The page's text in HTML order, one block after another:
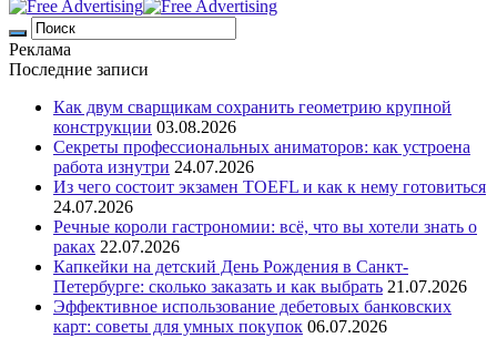
Реклама
Последние записи
Как двум сварщикам сохранить геометрию крупной
конструкции 03.08.2026
Секреты профессиональных аниматоров: как устроена
работа изнутри 24.07.2026
Из чего состоит экзамен TOEFL и как к нему готовиться
24.07.2026
Речные короли гастрономии: всё, что вы хотели знать о
раках 22.07.2026
Капкейки на детский День Рождения в Санкт-
Петербурге: сколько заказать и как выбрать 21.07.2026
Эффективное использование дебетовых банковских
карт: советы для умных покупок 06.07.2026